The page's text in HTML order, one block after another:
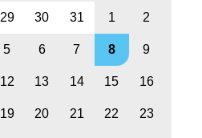
29 30 31 1 2
5 6 7 8 9
12 13 14 15 16
19 20 21 22 23